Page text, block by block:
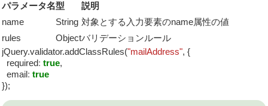
パラメータ名型
説明
name
String 対象とする入力要素のname属性の値
rules
Objectバリデーションルール
jQuery.validator.addClassRules("mailAddress", {
required: true,
email: true
});